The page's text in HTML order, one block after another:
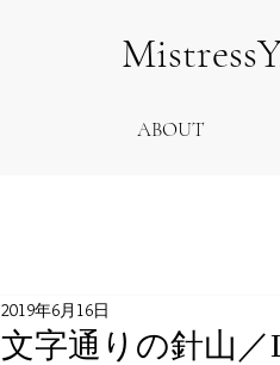
ABOUT
文字通りの針山／
2019年6月16日